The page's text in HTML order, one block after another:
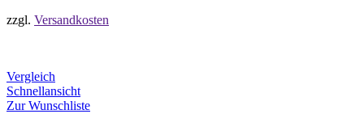
zzgl. Versandkosten
Vergleich
Schnellansicht
Zur Wunschliste